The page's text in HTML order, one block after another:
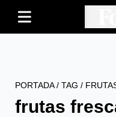
PORTADA/ TAG /
frutas